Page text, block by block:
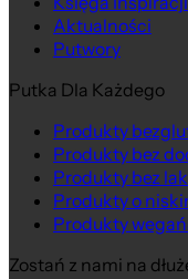
Aktualności
Putwory
Putka Dla Każdego
Produkty
Produkty bez
Produkty bez
Produkty o
Produkty
Zostań z nami na